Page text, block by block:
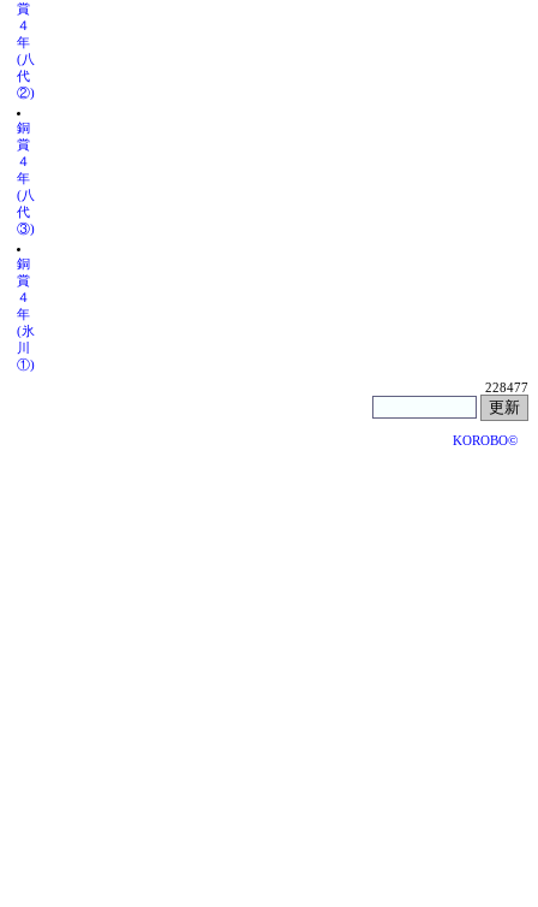
賞
４
年
(八
代
②)
銅
賞
４
年
(八
代
③)
銅
賞
４
年
(氷
川
①)
228477
KOROBO©